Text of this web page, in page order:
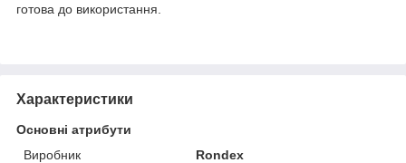
готова до використання.
Характеристики
Основні атрибути
Виробник
Rondex